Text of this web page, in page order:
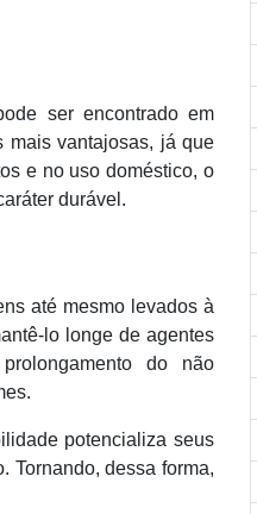
ser encontrado em
mais vantajosas, já que
e no uso doméstico, o
durável.
até mesmo levados à
lo longe de agentes
do não
potencializa seus
Tornando, dessa forma,